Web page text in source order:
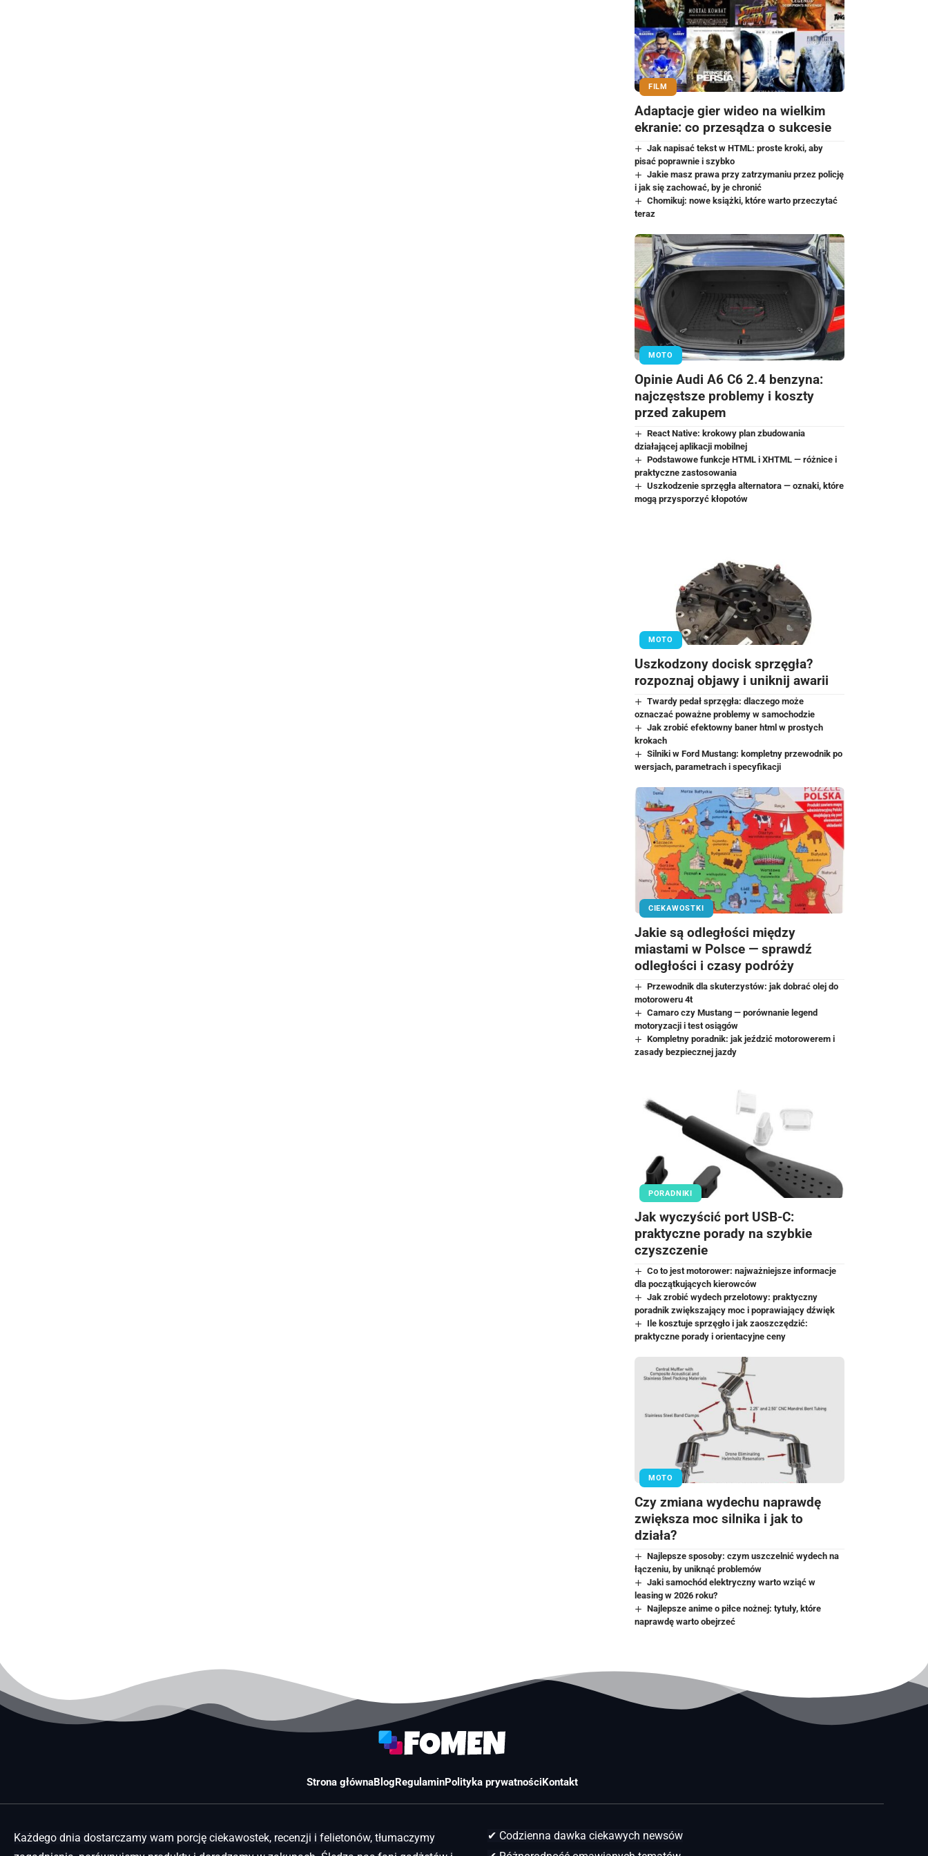
FILM
Adaptacje gier wideo na wielkim
ekranie: co przesądza o sukcesie
Jak napisać tekst w HTML: proste kroki, aby
pisać poprawnie i szybko
Jakie masz prawa przy zatrzymaniu przez policję
i jak się zachować, by je chronić
Chomikuj: nowe książki, które warto przeczytać
teraz
MOTO
Opinie Audi A6 C6 2.4 benzyna:
najczęstsze problemy i koszty
przed zakupem
React Native: krokowy plan zbudowania
działającej aplikacji mobilnej
Podstawowe funkcje HTML i XHTML — różnice i
praktyczne zastosowania
Uszkodzenie sprzęgła alternatora — oznaki, które
mogą przysporzyć kłopotów
MOTO
Uszkodzony docisk sprzęgła?
rozpoznaj objawy i uniknij awarii
Twardy pedał sprzęgła: dlaczego może
oznaczać poważne problemy w samochodzie
Jak zrobić efektowny baner html w prostych
krokach
Silniki w Ford Mustang: kompletny przewodnik po
wersjach, parametrach i specyfikacji
CIEKAWOSTKI
Jakie są odległości między
miastami w Polsce — sprawdź
odległości i czasy podróży
Przewodnik dla skuterzystów: jak dobrać olej do
motoroweru 4t
Camaro czy Mustang — porównanie legend
motoryzacji i test osiągów
Kompletny poradnik: jak jeździć motorowerem i
zasady bezpiecznej jazdy
PORADNIKI
Jak wyczyścić port USB-C:
praktyczne porady na szybkie
czyszczenie
Co to jest motorower: najważniejsze informacje
dla początkujących kierowców
Jak zrobić wydech przelotowy: praktyczny
poradnik zwiększający moc i poprawiający dźwięk
Ile kosztuje sprzęgło i jak zaoszczędzić:
praktyczne porady i orientacyjne ceny
MOTO
Czy zmiana wydechu naprawdę
zwiększa moc silnika i jak to
działa?
Najlepsze sposoby: czym uszczelnić wydech na
łączeniu, by uniknąć problemów
Jaki samochód elektryczny warto wziąć w
leasing w 2026 roku?
Najlepsze anime o piłce nożnej: tytuły, które
naprawdę warto obejrzeć
Strona głównaBlogRegulaminPolityka prywatnościKontakt
Każdego dnia dostarczamy wam porcję ciekawostek, recenzji i felietonów, tłumaczymy
✔ Codzienna dawka ciekawych newsów